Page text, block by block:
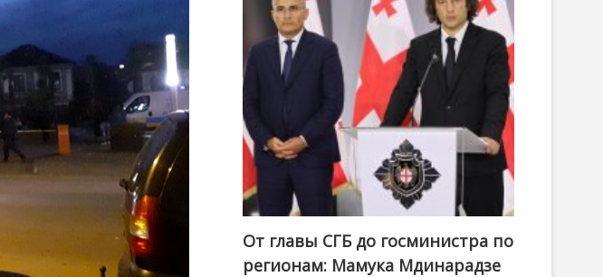
o
От главы СГБ до госминистра по
регионам: Мамука Мдинарадзе